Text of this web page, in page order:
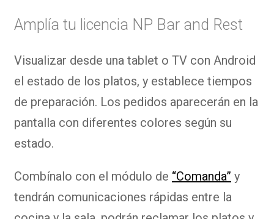
Amplía tu licencia NP Bar and Rest
Visualizar desde una tablet o TV con Android
el estado de los platos, y establece tiempos
de preparación. Los pedidos aparecerán en la
pantalla con diferentes colores según su
estado.
Combínalo con el módulo de “Comanda” y
tendrán comunicaciones rápidas entre la